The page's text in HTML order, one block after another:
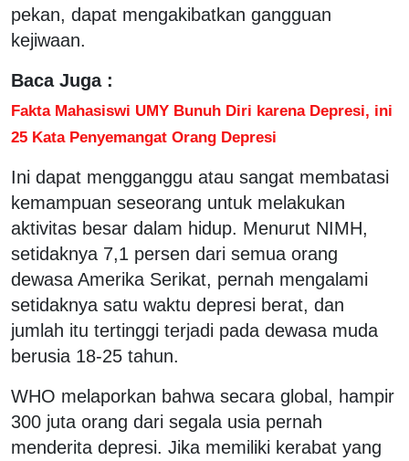
pekan, dapat mengakibatkan gangguan
kejiwaan.
Baca Juga :
Fakta Mahasiswi UMY Bunuh Diri karena Depresi, ini
25 Kata Penyemangat Orang Depresi
Ini dapat mengganggu atau sangat membatasi
kemampuan seseorang untuk melakukan
aktivitas besar dalam hidup. Menurut NIMH,
setidaknya 7,1 persen dari semua orang
dewasa Amerika Serikat, pernah mengalami
setidaknya satu waktu depresi berat, dan
jumlah itu tertinggi terjadi pada dewasa muda
berusia 18-25 tahun.
WHO melaporkan bahwa secara global, hampir
300 juta orang dari segala usia pernah
menderita depresi. Jika memiliki kerabat yang